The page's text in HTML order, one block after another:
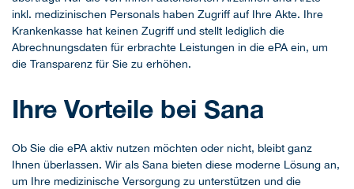
inkl. medizinischen Personals haben Zugriff auf Ihre Akte. Ihre
Krankenkasse hat keinen Zugriff und stellt lediglich die
Abrechnungsdaten für erbrachte Leistungen in die ePA ein, um
die Transparenz für Sie zu erhöhen.
Ihre Vorteile bei Sana
Ob Sie die ePA aktiv nutzen möchten oder nicht, bleibt ganz
Ihnen überlassen. Wir als Sana bieten diese moderne Lösung an,
um Ihre medizinische Versorgung zu unterstützen und die